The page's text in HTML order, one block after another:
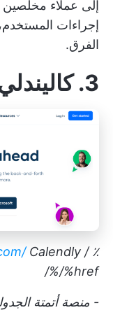
إلى عملاء
إجراءات
الفرق.
3. كاليندلي
٪ / href/ Calendly
%/%href/
- منصة أتمتة